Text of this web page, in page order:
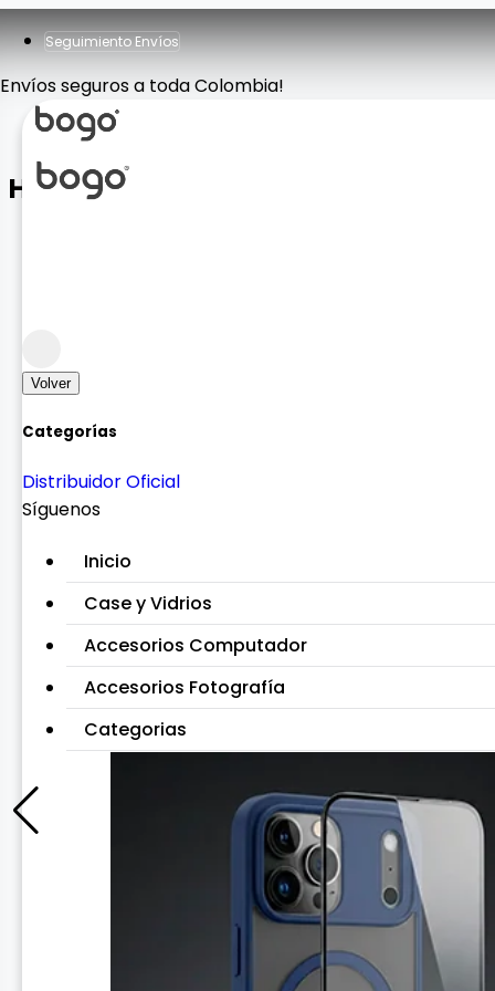
Seguimiento Envíos
Envíos seguros a toda Colombia!
Volver
Categorías
Distribuidor Oficial
Síguenos
Inicio
Case y Vidrios
Accesorios Computador
Accesorios Fotografía
Categorias
Holder H-CT183 2 en 1